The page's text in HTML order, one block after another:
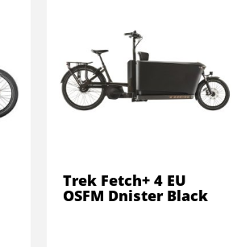
Trek Fetch+ 4 EU
OSFM Dnister Black